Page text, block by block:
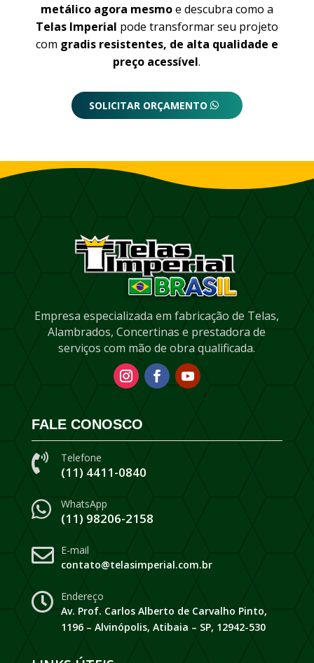
metálico agora mesmoe descubra como a
Telas Imperial pode transformar seu projeto
com gradis resistentes, de alta qualidade e
preço acessível.
SOLICITAR ORÇAMENTO
Empresa especializada em fabricação de Telas,
Alambrados, Concertinas e prestadora de
serviços com mão de obra qualificada.
FALE CONOSCO
 Telefone
(11) 4411-0840
 WhatsApp
(11) 98206-2158
 E-mail
contato@telasimperial.com.br

Endereço
Av. Prof. Carlos Alberto de Carvalho Pinto,
1196 – Alvinópolis, Atibaia – SP, 12942-530